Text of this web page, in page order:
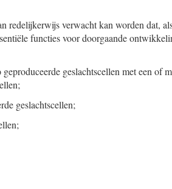
redelijkerwijs verwacht kan worden dat,
functies voor doorgaande
geslachtscellen met een of
geslachtscellen;